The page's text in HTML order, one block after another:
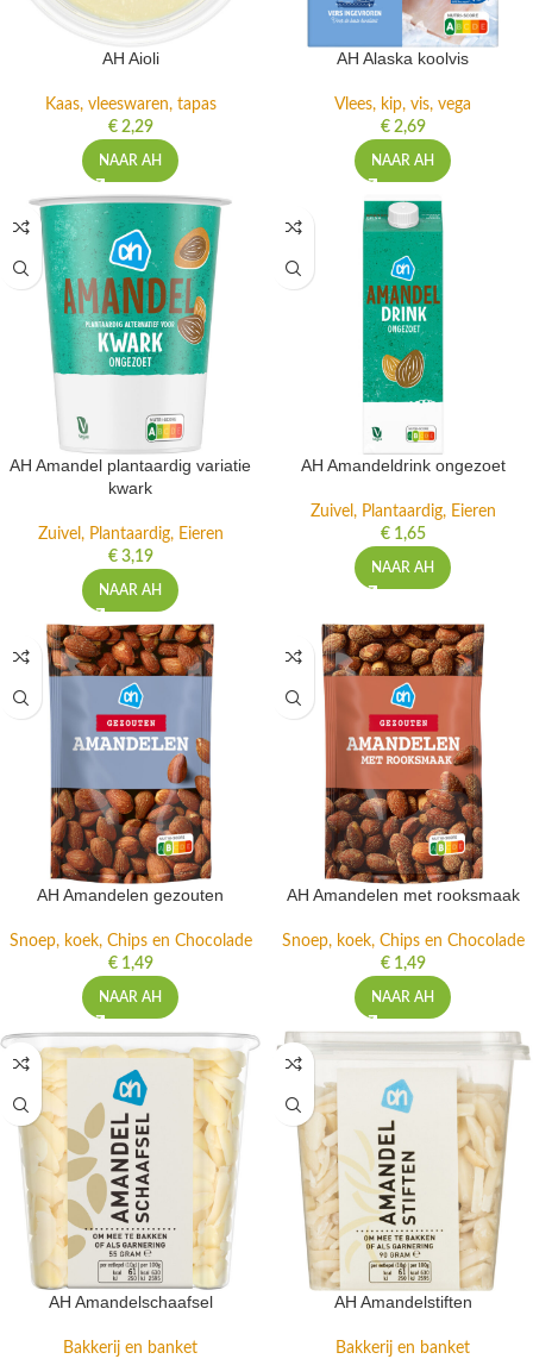
AH Aioli
Kaas, vleeswaren, tapas
€2,29
NAAR AH
AH Alaska koolvis
Vlees, kip, vis, vega
€2,69
NAAR AH
AH Amandel plantaardig variatie
kwark
Zuivel, Plantaardig, Eieren
€3,19
NAAR AH
AH Amandeldrink ongezoet
Zuivel, Plantaardig, Eieren
€1,65
NAAR AH
AH Amandelen gezouten
Snoep, koek, Chips en Chocolade
€1,49
NAAR AH
AH Amandelen met rooksmaak
Snoep, koek, Chips en Chocolade
€1,49
NAAR AH
AH Amandelschaafsel
Bakkerij en banket
AH Amandelstiften
Bakkerij en banket